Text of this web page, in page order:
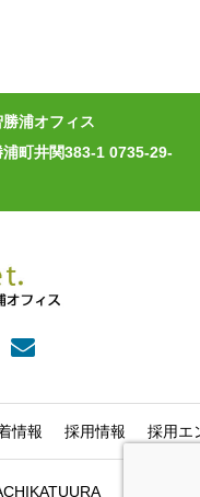
浦オフィス
町井関383-1 0735-29-
情報 採用情報 採用エ